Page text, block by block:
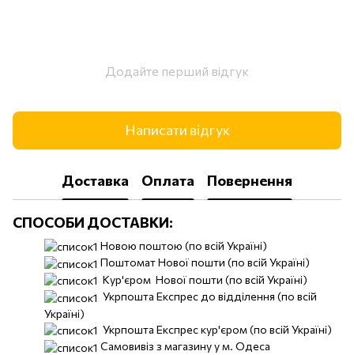
Додайте перший відгук
Написати відгук
Доставка Оплата Повернення
СПОСОБИ ДОСТАВКИ:
Новою поштою (по всій Україні)
Поштомат Нової пошти (по всій Україні)
Кур'єром Нової пошти (по всій Україні)
Укрпошта Експрес до відділення (по всій
Україні)
Укрпошта Експрес кур'єром (по всій Україні)
Самовивіз з магазину у м. Одеса